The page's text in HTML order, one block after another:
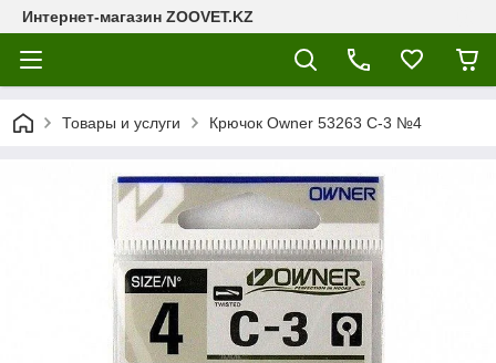
Интернет-магазин ZOOVET.KZ
Товары и услуги Крючок Owner 53263 С-3 №4